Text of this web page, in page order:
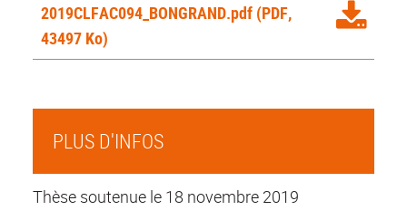
2019CLFAC094_BONGRAND.pdf (PDF,
43497 Ko)
PLUS D'INFOS
Thèse soutenue le 18 novembre 2019